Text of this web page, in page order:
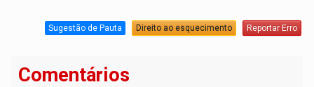
Sugestão de Pauta Direito ao esquecimento Reportar Erro
Comentários